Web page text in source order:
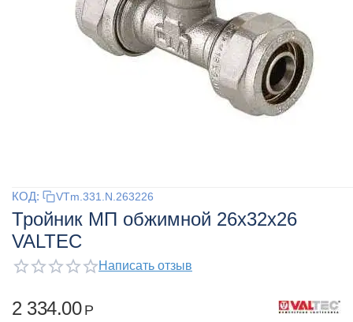
КОД: VTm.331.N.263226
Тройник МП обжимной 26x32x26
VALTEC
Написать отзыв
2 334.00 Р